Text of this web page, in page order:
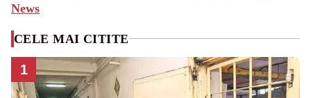
News
CELE MAI CITITE
1